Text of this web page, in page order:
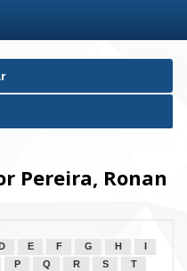
Pereira, Ronan
D E F G H
P Q R S
T